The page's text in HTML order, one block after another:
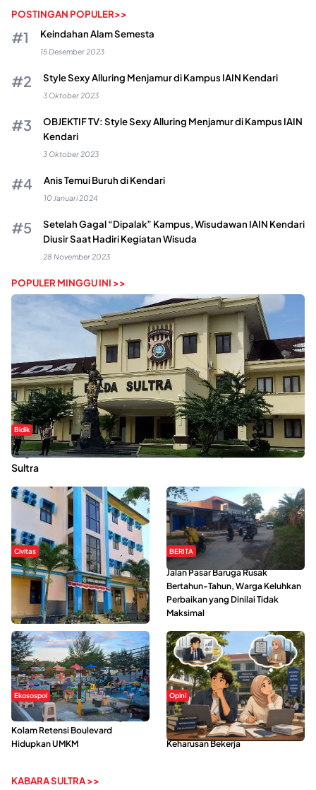
POSTINGAN POPULER>>
Keindahan Alam Semesta
15 Desember 2023
Style Sexy Alluring Menjamur di Kampus IAIN Kendari
3 Oktober 2023
OBJEKTIF TV: Style Sexy Alluring Menjamur di Kampus IAIN
Kendari
3 Oktober 2023
Anis Temui Buruh di Kendari
10 Januari 2024
Setelah Gagal “Dipalak” Kampus, Wisudawan IAIN Kendari
Diusir Saat Hadiri Kegiatan Wisuda
28 November 2023
POPULER MINGGU INI >>
Bidik
Dugaan Kekerasan Seksual di UIN Kendari Dilaporkan ke Polda
Sultra
Civitas
Di Balik Kehidupan Ma’had Al-
Jami’ah UIN Kendari : Mahasiswa
Ceritakan Manfaat dan Tantangan
BERITA
Jalan Pasar Baruga Rusak
Bertahun-Tahun, Warga Keluhkan
Perbaikan yang Dinilai Tidak
Maksimal
Ekosospol
Ramainya Aktivitas Olahraga di
Kolam Retensi Boulevard
Hidupkan UMKM
Opini
Kerasnya Kehidupan Mahasiswa di
Tengah Gempuran Tugas dan
Keharusan Bekerja
KABARA SULTRA >>